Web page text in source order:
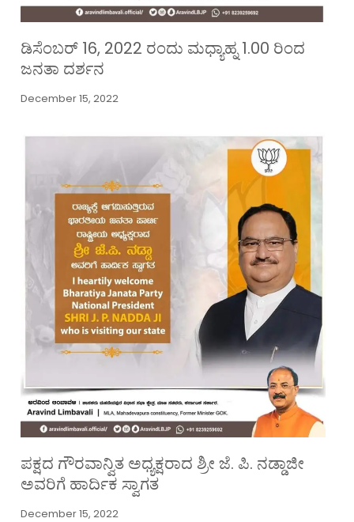
ಡಿಸೆಂಬರ್ 16, 2022 ರಂದು ಮಧ್ಯಾಹ್ನ 1.00 ರಿಂದ
ಜನತಾ ದರ್ಶನ
December 15, 2022
ಪಕ್ಷದ ಗೌರವಾನ್ವಿತ ಅಧ್ಯಕ್ಷರಾದ ಶ್ರೀ ಜೆ. ಪಿ. ನಡ್ಡಾಜೀ
ಅವರಿಗೆ ಹಾರ್ದಿಕ ಸ್ವಾಗತ
December 15, 2022